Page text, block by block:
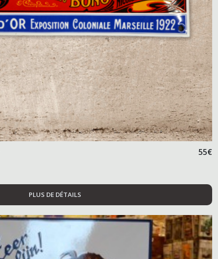
55€
PLUS DE DÉTAILS